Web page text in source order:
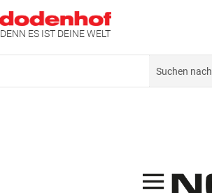
DENN ES IST DEINE WELT